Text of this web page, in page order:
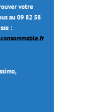
votre
au 09 82 58
: